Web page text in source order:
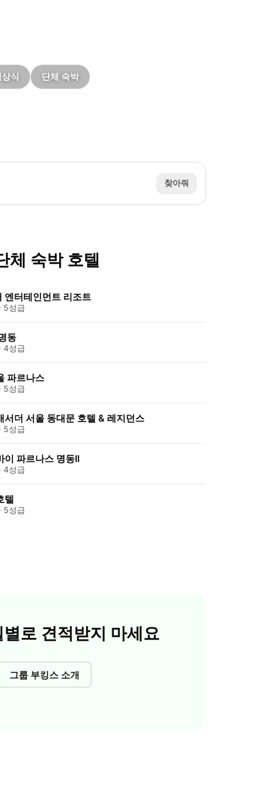
식 단체 숙박
찾아줘
체 숙박 호텔
엔터테인먼트 리조트
5성급
동
4성급
파르나스
5성급
서더 서울 동대문 호텔 & 레지던스
5성급
이 파르나스 명동II
4성급
텔
5성급
로 견적받지 마세요
그룹 부킹스 소개